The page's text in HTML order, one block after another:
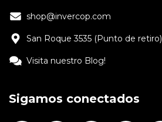
shop@invercop.com
San Roque 3535 (Punto de retiro)
Visita nuestro Blog!
Sigamos conectados